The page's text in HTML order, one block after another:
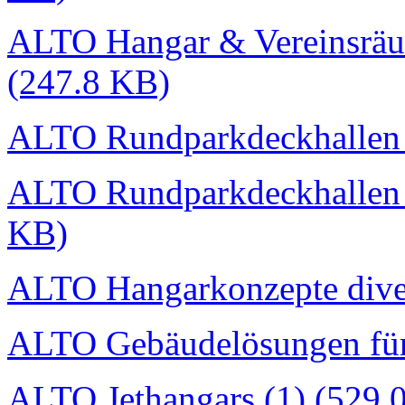
ALTO Hangar &
(247.8 KB)
ALTO
ALTO
KB)
ALTO Hangarkonzepte
ALTO Gebäudelösungen